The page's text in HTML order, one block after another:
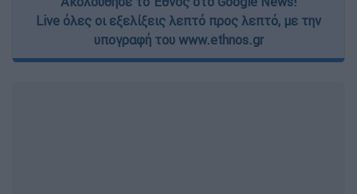
Live όλες οι εξελίξεις λεπτό προς λεπτό, με την
υπογραφή του www.ethnos.gr